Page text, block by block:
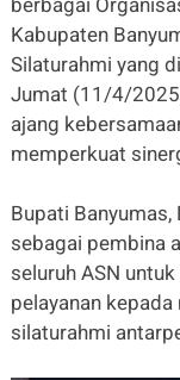
berbagai
Kabupaten
Silaturahmi yang
Jumat (11/4/
ajang
memperkuat
Bupati
sebagai pembina
seluruh ASN
pelayanan
silaturahmi